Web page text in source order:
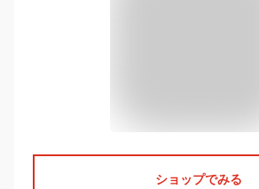
ショップでみる